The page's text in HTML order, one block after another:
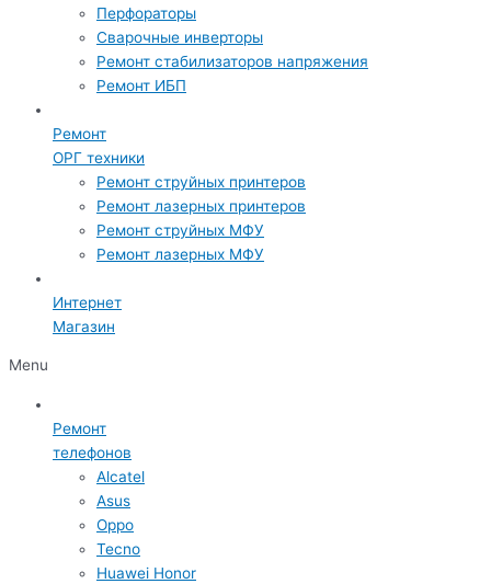
Перфораторы
Сварочные инверторы
Ремонт стабилизаторов напряжения
Ремонт ИБП
Ремонт
ОРГ техники
Ремонт струйных принтеров
Ремонт лазерных принтеров
Ремонт струйных МФУ
Ремонт лазерных МФУ
Интернет
Магазин
Menu
Ремонт
телефонов
Alcatel
Asus
Oppo
Tecno
Huawei Honor